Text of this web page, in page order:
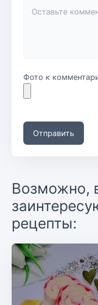
Фото к
Отправить
Возможно,
рецепты: